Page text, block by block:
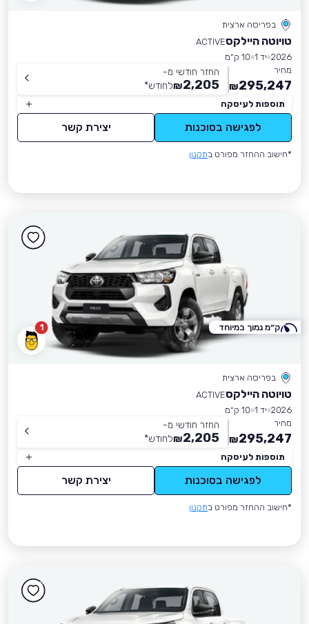
בפריסה ארצית
טויוטה היילקסACTIVE
2026 יד 1
10 ק״מ
מחיר
295,247
₪
החזר חודשי מ-
2,205
₪לחודש*
תוספות לעיסקה
לפגישה בסוכנות יצירת קשר
*חישוב ההחזר מפורט בתקנון
1
בפריסה ארצית
טויוטה היילקסACTIVE
2026 יד 1
10 ק״מ
מחיר
295,247
₪
החזר חודשי מ-
2,205
₪לחודש*
תוספות לעיסקה
לפגישה בסוכנות יצירת קשר
*חישוב ההחזר מפורט בתקנון
ק״מ נמוך במיוחד